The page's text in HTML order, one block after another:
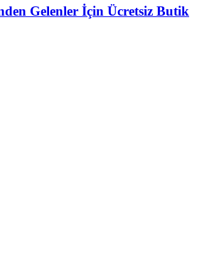
Gelenler İçin Ücretsiz Butik